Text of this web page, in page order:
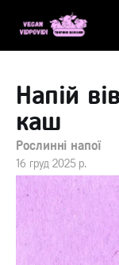
Напій
каш
Рослинні напої
16 груд 2025 р.